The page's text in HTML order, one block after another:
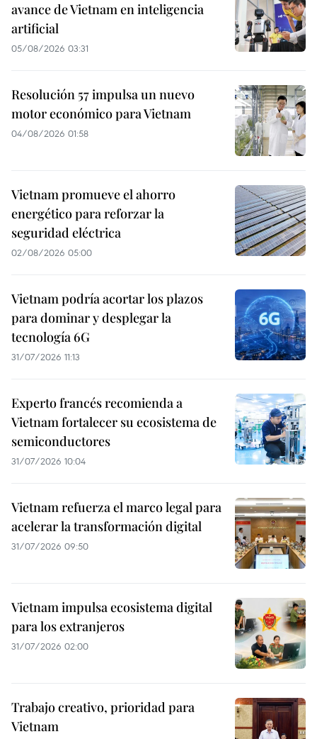
avance de Vietnam en inteligencia
artificial
05/08/2026 03:31
Resolución 57 impulsa un nuevo
motor económico para Vietnam
04/08/2026 01:58
Vietnam promueve el ahorro
energético para reforzar la
seguridad eléctrica
02/08/2026 05:00
Vietnam podría acortar los plazos
para dominar y desplegar la
tecnología 6G
31/07/2026 11:13
Experto francés recomienda a
Vietnam fortalecer su ecosistema de
semiconductores
31/07/2026 10:04
Vietnam refuerza el marco legal para
acelerar la transformación digital
31/07/2026 09:50
Vietnam impulsa ecosistema digital
para los extranjeros
31/07/2026 02:00
Trabajo creativo, prioridad para
Vietnam